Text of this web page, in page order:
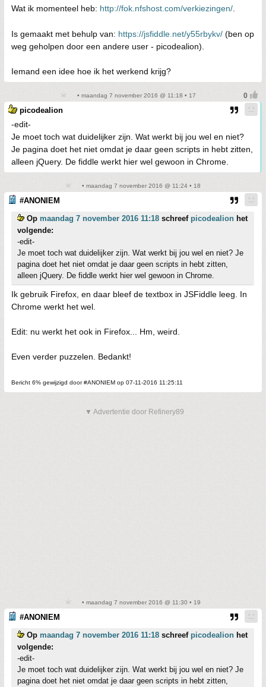
Wat ik momenteel heb: http://fok.nfshost.com/verkiezingen/
Is gemaakt met behulp van: https://jsfiddle.net/y55rbykv/ (ben op
weg geholpen door een andere user - picodealion).
Iemand een idee hoe ik het werkend krijg?
• maandag 7 november 2016 @ 11:18 • 17
picodealion
-edit-
Je moet toch wat duidelijker zijn. Wat werkt bij jou wel en niet?
Je pagina doet het niet omdat je daar geen scripts in hebt zitten,
alleen jQuery. De fiddle werkt hier wel gewoon in Chrome.
• maandag 7 november 2016 @ 11:24 • 18
#ANONIEM
Op maandag 7 november 2016 11:18 schreef picodealion het
volgende:
-edit-
Je moet toch wat duidelijker zijn. Wat werkt bij jou wel en niet? Je
pagina doet het niet omdat je daar geen scripts in hebt zitten,
alleen jQuery. De fiddle werkt hier wel gewoon in Chrome.
Ik gebruik Firefox, en daar bleef de textbox in JSFiddle leeg. In
Chrome werkt het wel.
Edit: nu werkt het ook in Firefox... Hm, weird.
Even verder puzzelen. Bedankt!
Bericht 6% gewijzigd door #ANONIEM op 07-11-2016 11:25:11
▼ Advertentie door Refinery89
• maandag 7 november 2016 @ 11:30 • 19
#ANONIEM
Op maandag 7 november 2016 11:18 schreef picodealion het
volgende:
-edit-
Je moet toch wat duidelijker zijn. Wat werkt bij jou wel en niet? Je
pagina doet het niet omdat je daar geen scripts in hebt zitten,